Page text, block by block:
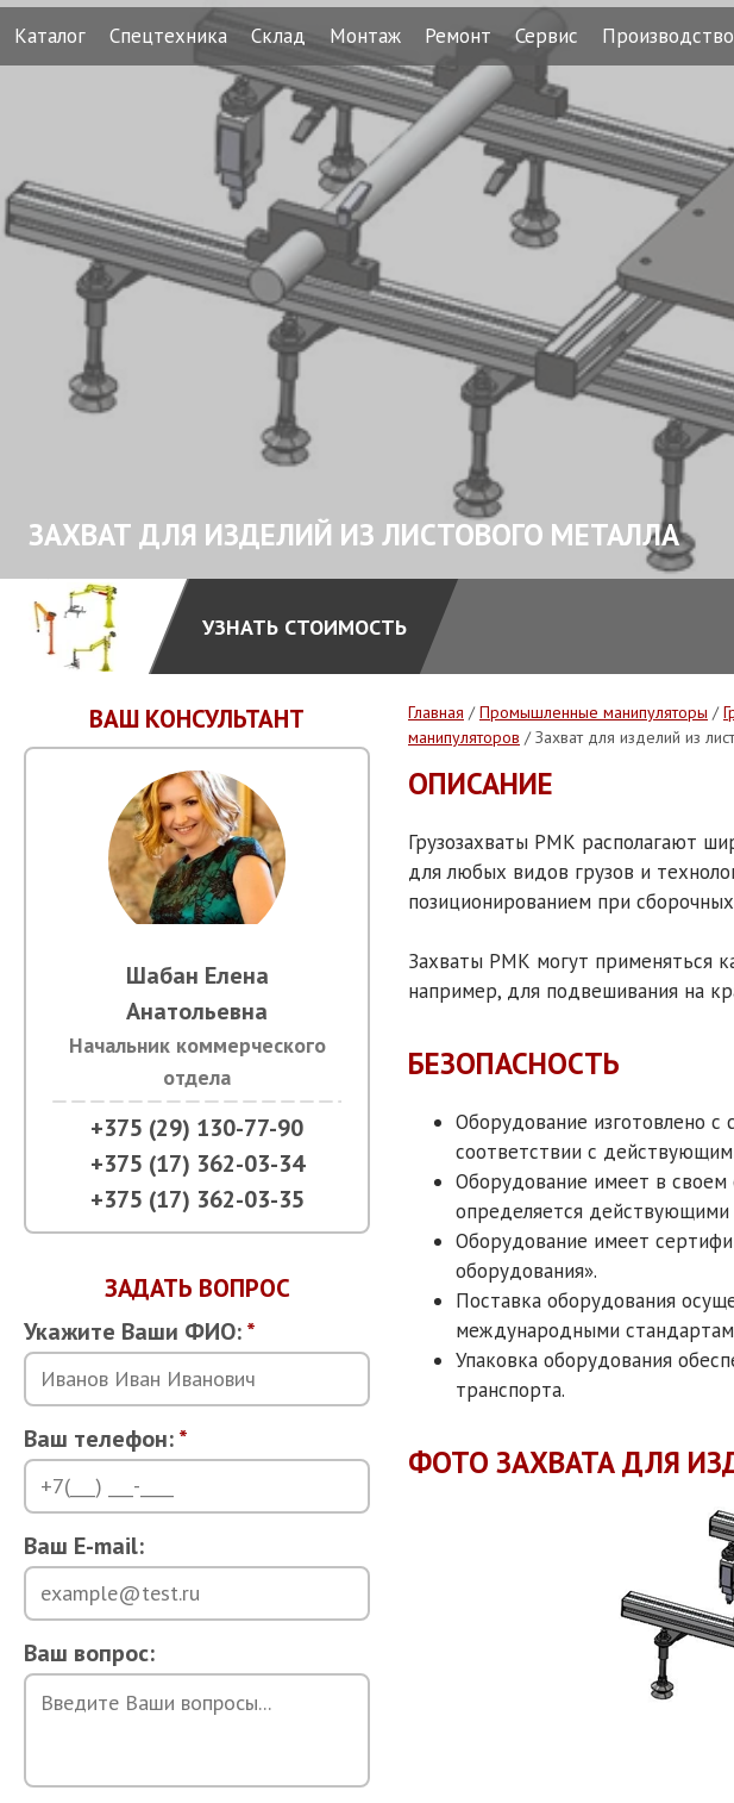
Каталог Спецтехника Склад Монтаж Ремонт Сервис Производство
ЗАХВАТ ДЛЯ ИЗДЕЛИЙ ИЗ ЛИСТОВОГО МЕТАЛЛА
УЗНАТЬ СТОИМОСТЬ
ВАШ КОНСУЛЬТАНТ
Шабан Елена
Анатольевна
Начальник коммерческого
отдела
+375 (29) 130-77-90
+375 (17) 362-03-34
+375 (17) 362-03-35
ЗАДАТЬ ВОПРОС
Укажите Ваши ФИО:*
Ваш телефон:*
Ваш E-mail:
Ваш вопрос:
Главная /Промышленные манипуляторы /
манипуляторов / Захват для изделий из
ОПИСАНИЕ
Грузозахваты РМК располагают
для любых видов грузов и
позиционированием при
Захваты РМК могут применяться
например, для подвешивания на
БЕЗОПАСНОСТЬ
Оборудование изготовлено
соответствии с
Оборудование имеет в своем
определяется действующими
Оборудование имеет
оборудования».
Поставка оборудования
международными
Упаковка оборудования
транспорта.
ФОТО ЗАХВАТА ДЛЯ